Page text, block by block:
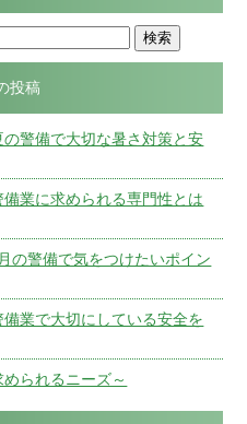
投稿
警備で大切な暑さ対策と安
業に求められる専門性とは
の警備で気をつけたいポイン
業で大切にしている安全を
られるニーズ～